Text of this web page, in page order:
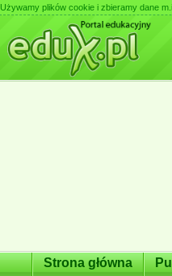
Używamy plików cookie i zbieramy dane
Strona główna